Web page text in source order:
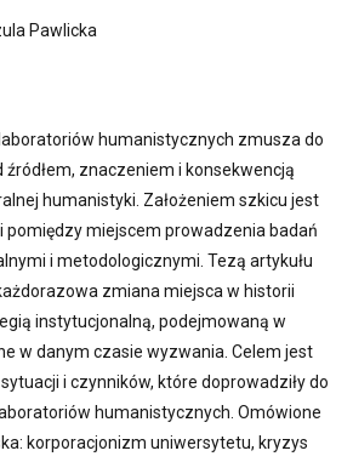
Pawlicka
humanistycznych zmusza do
źródłem, znaczeniem i konsekwencją
humanistyki. Założeniem szkicu jest
pomiędzy miejscem prowadzenia badań
i metodologicznymi. Tezą artykułu
zmiana miejsca w historii
instytucjonalną, podejmowaną w
w danym czasie wyzwania. Celem jest
i czynników, które doprowadziły do
humanistycznych. Omówione
korporacjonizm uniwersytetu, kryzys